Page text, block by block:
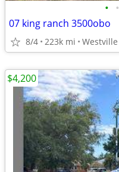
• •
07 king ranch 3500obo
8/4 223k mi Westville
$4,200